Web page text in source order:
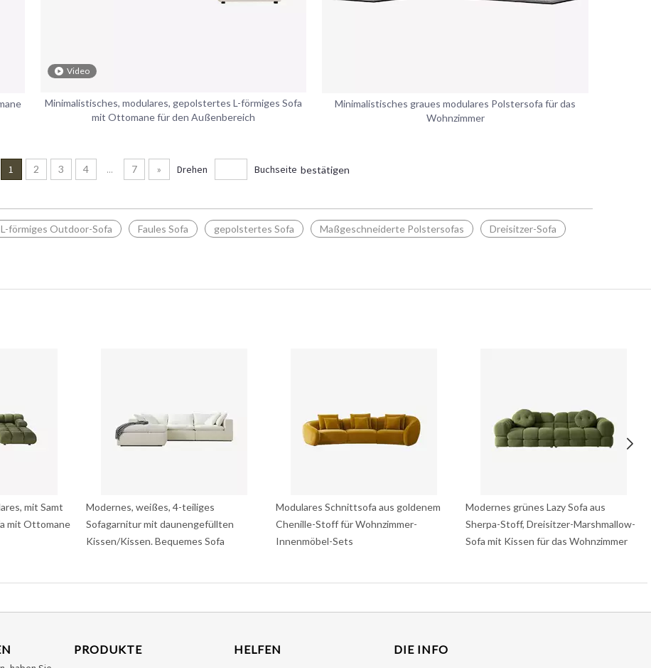
Video
Minimalistisches, modulares, gepolstertes L-förmiges Sofa
mit Ottomane für den Außenbereich
Minimalistisches graues modulares Polstersofa für das
Wohnzimmer
1 2 3 4 ... 7 » Drehen Buchseite bestätigen
L-förmiges Outdoor-Sofa Faules Sofa gepolstertes Sofa Maßgeschneiderte Polstersofas Dreisitzer-Sofa
mit Samt
mit Ottomane
Modernes, weißes, 4-teiliges
Sofagarnitur mit daunengefüllten
Kissen/Kissen. Bequemes Sofa
Modulares Schnittsofa aus goldenem
Chenille-Stoff für Wohnzimmer-
Innenmöbel-Sets
Modernes grünes Lazy Sofa aus
Sherpa-Stoff, Dreisitzer-Marshmallow-
Sofa mit Kissen für das Wohnzimmer
PRODUKTE HELFEN DIE INFO